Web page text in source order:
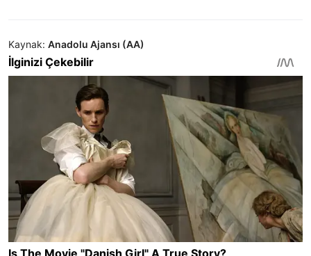
Kaynak: Anadolu Ajansı (AA)